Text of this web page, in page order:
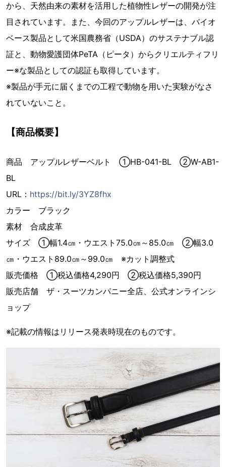
から、天然由来の素材を活用した植物性レザーの開発が注
目されています。また、今回のアップルレザーは、バイオ
ベース製品として米国農務省（USDA）のサステナブル認
証と、動物愛護団体PeTA（ピータ）からクリエルティフリ
ー※な製品としての認証も取得しています。
※製品が手元に届くまでの工程で動物を用いた実験がなさ
れていないこと。
【商品概要】
商品 アップルレザーベルト ①HB-041-BL ②W-AB1-
BL
URL： https://bit.ly/3YZ8fhx
カラー ブラック
素材 合成皮革
サイズ ①幅1.4㎝・ウエスト75.0㎝～85.0㎝ ②幅3.0
㎝・ウエスト89.0㎝～99.0㎝ ※カット調整式
販売価格 ①税込価格4,290円 ②税込価格5,390円
販売店舗 ザ・スーツカンパニー全店、公式オンラインシ
ョップ
※記載の情報はリリース発表時現在のものです。